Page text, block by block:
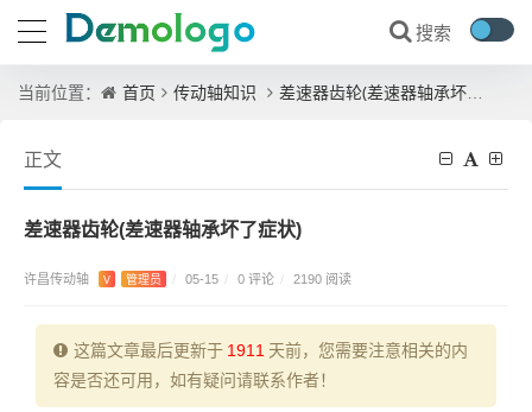
当前位置： 首页 传动轴知识 差速器齿轮(差速器轴承坏了症状)
正文
差速器齿轮(差速器轴承坏了症状)
许昌传动轴 V 管理员 / 05-15 / 0 评论 / 2190 阅读
这篇文章最后更新于 1911 天前，您需要注意相关的内
容是否还可用，如有疑问请联系作者！